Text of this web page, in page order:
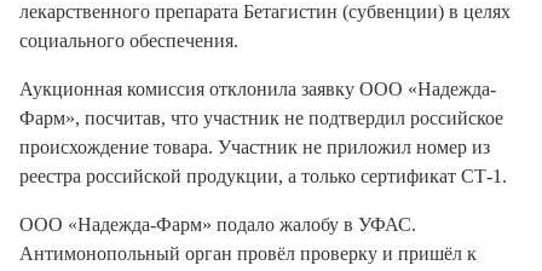
лекарственного препарата Бетагистин (субвенции) в целях
социального обеспечения.
Аукционная комиссия отклонила заявку ООО «Надежда-
Фарм», посчитав, что участник не подтвердил российское
происхождение товара. Участник не приложил номер из
реестра российской продукции, а только сертификат СТ-1.
ООО «Надежда-Фарм» подало жалобу в УФАС.
Антимонопольный орган провёл проверку и пришёл к